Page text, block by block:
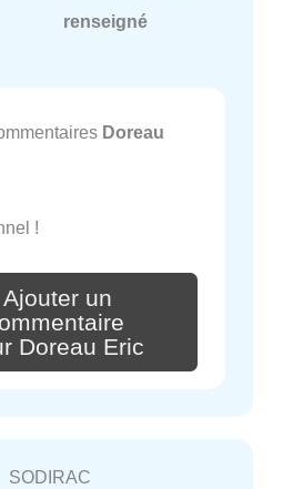
renseigné
Doreau
!
Ajouter un
Doreau Eric
SODIRAC